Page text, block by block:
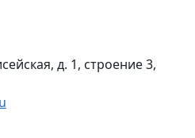
д. 1, строение 3,